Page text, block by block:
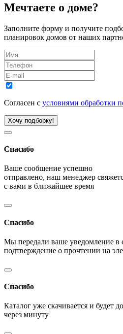
Мечтаете о доме?
Заполните форму и получите
планировок домов от наших
Согласен с условиями обработки
Хочу подборку!
Спасибо
Ваше сообщение успешно
отправлено, наш менеджер
с вами в ближайшее время
Спасибо
Мы передали ваше уведомление в
подтверждение о прочтении на
Спасибо
Каталог уже скачивается и будет
через минуту